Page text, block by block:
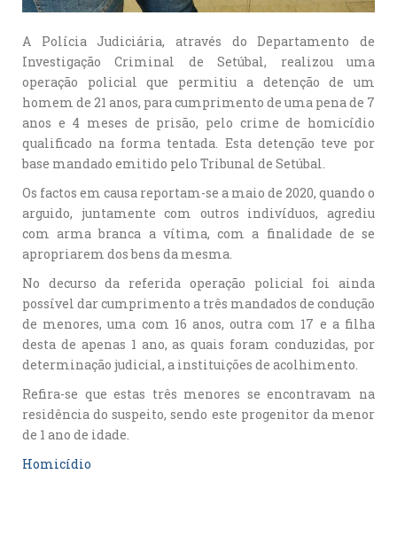
A Polícia Judiciária, através do Departamento de
Investigação Criminal de Setúbal, realizou uma
operação policial que permitiu a detenção de um
homem de 21 anos, para cumprimento de uma pena de 7
anos e 4 meses de prisão, pelo crime de homicídio
qualificado na forma tentada. Esta detenção teve por
base mandado emitido pelo Tribunal de Setúbal.
Os factos em causa reportam-se a maio de 2020, quando o
arguido, juntamente com outros indivíduos, agrediu
com arma branca a vítima, com a finalidade de se
apropriarem dos bens da mesma.
No decurso da referida operação policial foi ainda
possível dar cumprimento a três mandados de condução
de menores, uma com 16 anos, outra com 17 e a filha
desta de apenas 1 ano, as quais foram conduzidas, por
determinação judicial, a instituições de acolhimento.
Refira-se que estas três menores se encontravam na
residência do suspeito, sendo este progenitor da menor
de 1 ano de idade.
Homicídio